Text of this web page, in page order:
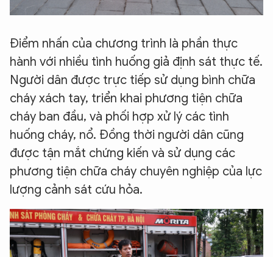
Điểm nhấn của chương trình là phần thực
hành với nhiều tình huống giả định sát thực tế.
Người dân được trực tiếp sử dụng bình chữa
cháy xách tay, triển khai phương tiện chữa
cháy ban đầu, và phối hợp xử lý các tình
huống cháy, nổ. Đồng thời người dân cũng
được tận mắt chứng kiến và sử dụng các
phương tiện chữa cháy chuyên nghiệp của lực
lượng cảnh sát cứu hỏa.